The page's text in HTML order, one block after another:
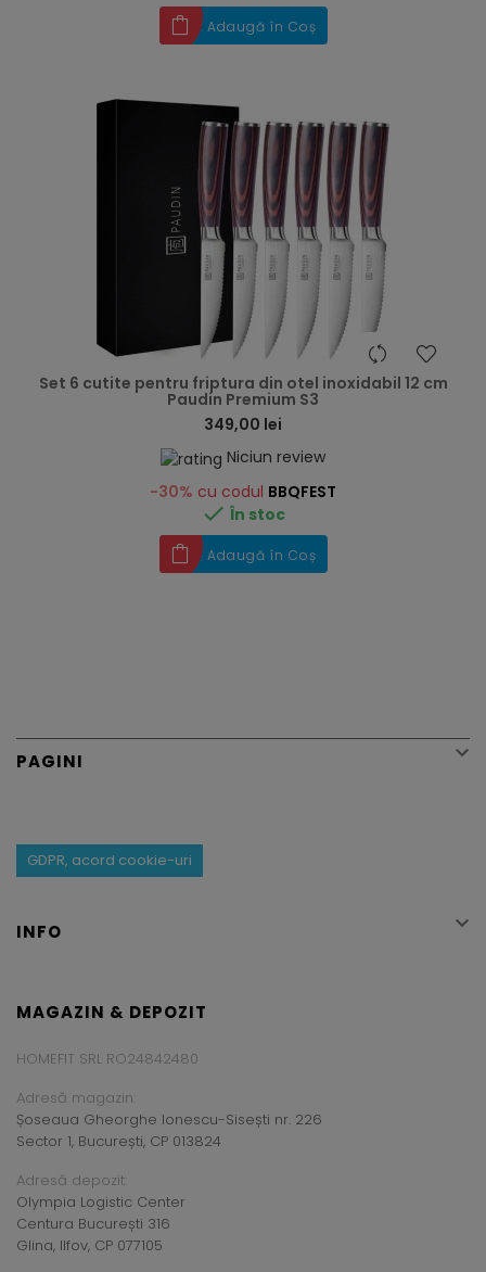
Adaugă în Coș
Set 6 cutite pentru friptura din otel inoxidabil 12 cm
Paudin Premium S3
349,00 lei
Niciun review
-30% cu codul BBQFEST
 În stoc
Adaugă în Coș
PAGINI 
GDPR, acord cookie-uri
INFO 
MAGAZIN & DEPOZIT
HOMEFIT SRL RO24842480
Adresă magazin:
Șoseaua Gheorghe Ionescu-Sisești nr. 226
Sector 1, București, CP 013824
Adresă depozit:
Olympia Logistic Center
Centura București 316
Glina, Ilfov, CP 077105